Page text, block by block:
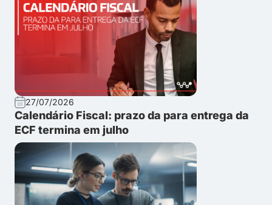
27/07/2026
Calendário Fiscal: prazo da para entrega da
ECF termina em julho